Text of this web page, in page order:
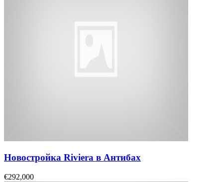
Новостройка Riviera в Антибах
€292,000